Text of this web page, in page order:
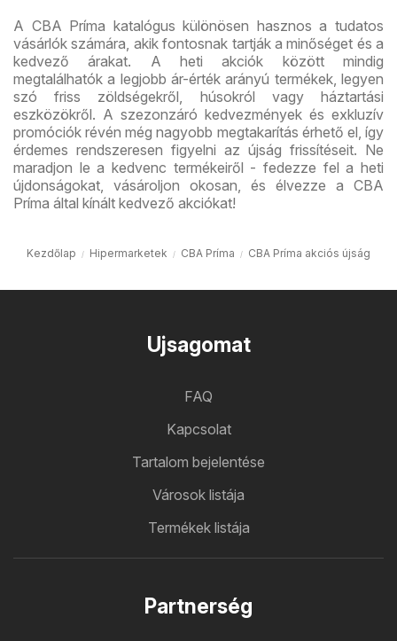
A CBA Príma katalógus különösen hasznos a tudatos
vásárlók számára, akik fontosnak tartják a minőséget és a
kedvező árakat. A heti akciók között mindig
megtalálhatók a legjobb ár-érték arányú termékek, legyen
szó friss zöldségekről, húsokról vagy háztartási
eszközökről. A szezonzáró kedvezmények és exkluzív
promóciók révén még nagyobb megtakarítás érhető el, így
érdemes rendszeresen figyelni az újság frissítéseit. Ne
maradjon le a kedvenc termékeiről - fedezze fel a heti
újdonságokat, vásároljon okosan, és élvezze a CBA
Príma által kínált kedvező akciókat!
Kezdőlap Hipermarketek CBA Príma CBA Príma akciós újság
Ujsagomat
FAQ
Kapcsolat
Tartalom bejelentése
Városok listája
Termékek listája
Partnerség